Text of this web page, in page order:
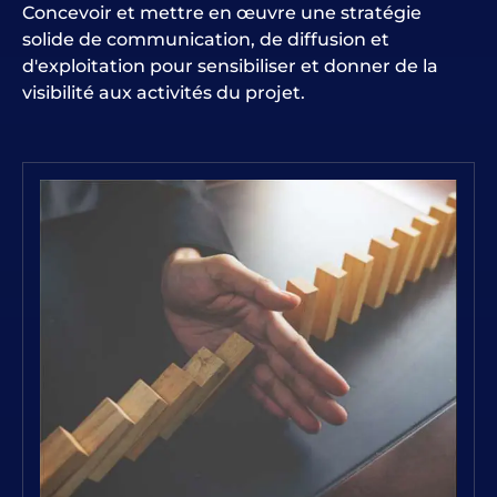
Concevoir et mettre en œuvre une stratégie
solide de communication, de diffusion et
d'exploitation pour sensibiliser et donner de la
visibilité aux activités du projet.